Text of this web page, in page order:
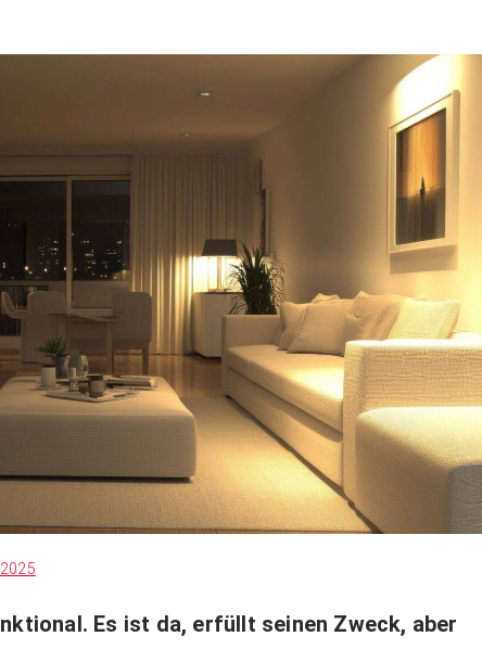
Es ist da, erfüllt seinen Zweck, aber